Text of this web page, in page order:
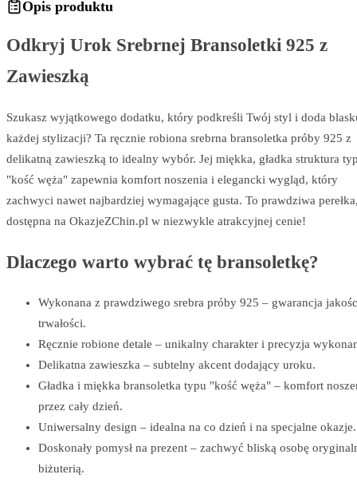
Opis produktu
Odkryj Urok Srebrnej Bransoletki 925 z
Zawieszką
Szukasz wyjątkowego dodatku, który podkreśli Twój styl i doda
każdej stylizacji? Ta ręcznie robiona srebrna bransoletka próby 925 z
delikatną zawieszką to idealny wybór. Jej miękka, gładka struktura
"kość węża" zapewnia komfort noszenia i elegancki wygląd, który
zachwyci nawet najbardziej wymagające gusta. To prawdziwa
dostępna na OkazjeZChin.pl w niezwykle atrakcyjnej cenie!
Dlaczego warto wybrać tę bransoletkę?
Wykonana z prawdziwego srebra próby 925 – gwarancja
trwałości.
Ręcznie robione detale – unikalny charakter i precyzja
Delikatna zawieszka – subtelny akcent dodający uroku.
Gładka i miękka bransoletka typu "kość węża" – komfort
przez cały dzień.
Uniwersalny design – idealna na co dzień i na specjalne okazje.
Doskonały pomysł na prezent – zachwyć bliską osobę
biżuterią.